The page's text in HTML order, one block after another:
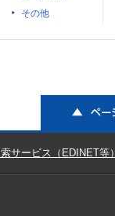
その他
サービス（EDINET等）